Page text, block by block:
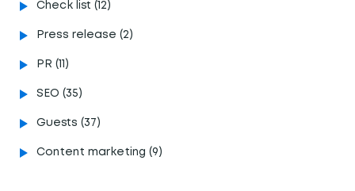
Сheck list (12)
Press release (2)
PR (11)
SEO (35)
Guests (37)
Content marketing (9)